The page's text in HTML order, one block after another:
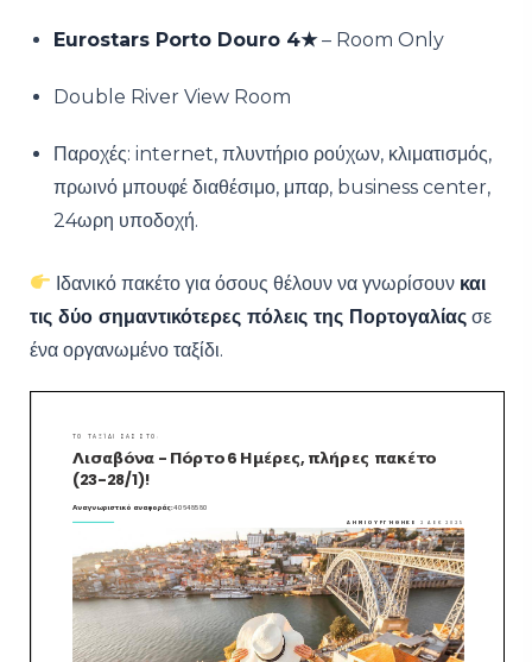
Eurostars Porto Douro 4★– Room Only
Double River View Room
Παροχές: internet, πλυντήριο ρούχων, κλιματισμός,
πρωινό μπουφέ διαθέσιμο, μπαρ, business center,
24ωρη υποδοχή.
Ιδανικό πακέτο για όσους θέλουν να γνωρίσουν και
τις δύο σημαντικότερες πόλεις της Πορτογαλίας σε
ένα οργανωμένο ταξίδι.